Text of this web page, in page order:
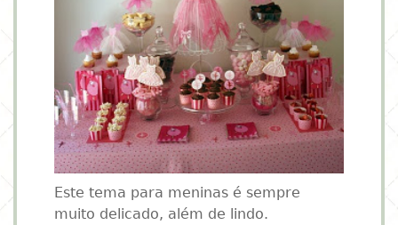
Este tema para meninas é sempre
muito delicado, além de lindo.